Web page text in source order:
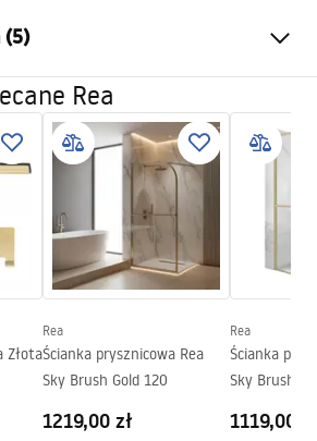
Biały
Stała
Mosiądz, ABS
mm
Electroplating
1/2 cala
(5)
_5.pdf
Rea
Złota
Rea
Ścianka prysznicowa Rea
Sky Brush Gold 120
1219,00 zł
Rea
Ścianka
Sky Brush
1119,00